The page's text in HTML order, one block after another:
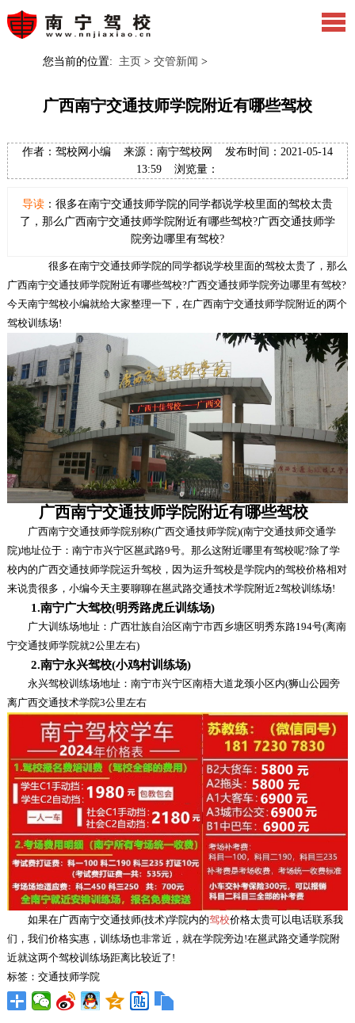
您当前的位置: 主页 > 交管新闻 >
广西南宁交通技师学院附近有哪些驾校
作者：驾校网小编 来源：南宁驾校网 发布时间：2021-05-14
13:59 浏览量：
导读：很多在南宁交通技师学院的同学都说学校里面的驾校太贵
了，那么广西南宁交通技师学院附近有哪些驾校?广西交通技师学
院旁边哪里有驾校?
很多在南宁交通技师学院的同学都说学校里面的驾校太贵了，那么
广西南宁交通技师学院附近有哪些驾校?广西交通技师学院旁边哪里有驾校?
今天南宁驾校小编就给大家整理一下，在广西南宁交通技师学院附近的两个
驾校训练场!
广西南宁交通技师学院附近有哪些驾校
广西南宁交通技师学院别称(广西交通技师学院)(南宁交通技师交通学
院)地址位于：南宁市兴宁区邕武路9号。那么这附近哪里有驾校呢?除了学
校内的广西交通技师学院运升驾校，因为运升驾校是学院内的驾校价格相对
来说贵很多，小编今天主要聊聊在邕武路交通技术学院附近2驾校训练场!
1.南宁广大驾校(明秀路虎丘训练场)
广大训练场地址：广西壮族自治区南宁市西乡塘区明秀东路194号(离南
宁交通技师学院就2公里左右)
2.南宁永兴驾校(小鸡村训练场)
永兴驾校训练场地址：南宁市兴宁区南梧大道龙颈小区内(狮山公园旁
离广西交通技术学院3公里左右
如果在广西南宁交通技师(技术)学院内的驾校价格太贵可以电话联系我
们，我们价格实惠，训练场也非常近，就在学院旁边!在邕武路交通学院附
近就这两个驾校训练场距离比较近了!
标签：交通技师学院